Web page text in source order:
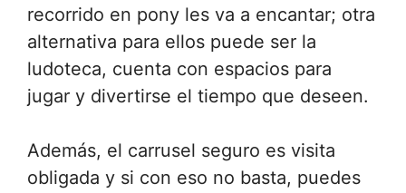
recorrido en pony les va a encantar; otra
alternativa para ellos puede ser la
ludoteca, cuenta con espacios para
jugar y divertirse el tiempo que deseen.
Además, el carrusel seguro es visita
obligada y si con eso no basta, puedes